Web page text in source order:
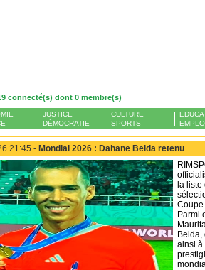
connecté(s) dont 0 membre(s)
JUSTICE
DÉMOCRATIE
CULTURE
SPORTS
21:45 - Mondial 2026 : Dahane Beida retenu
la
Parmi
ainsi à